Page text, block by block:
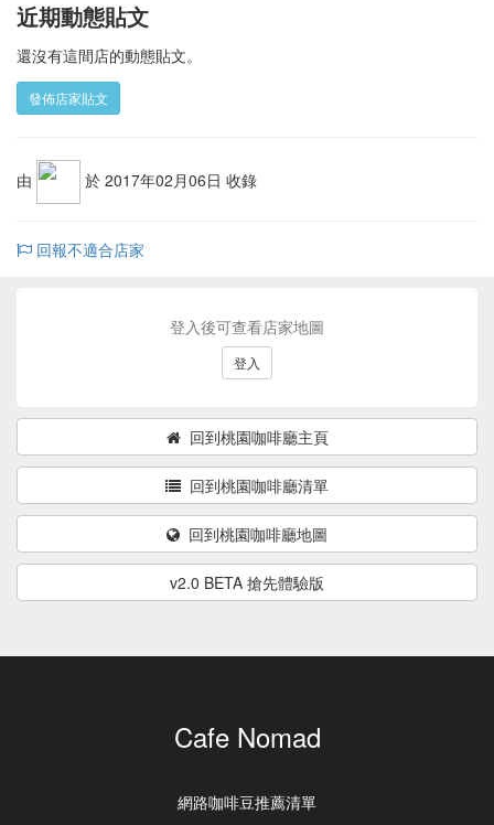
近期動態貼文
還沒有這間店的動態貼文。
發佈店家貼文
由 於 2017年02月06日 收錄
回報不適合店家
登入後可查看店家地圖
登入
回到桃園咖啡廳主頁
回到桃園咖啡廳清單
回到桃園咖啡廳地圖
v2.0 BETA 搶先體驗版
Cafe Nomad
網路咖啡豆推薦清單